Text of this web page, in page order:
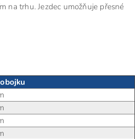
na trhu. Jezdec umožňuje přesné